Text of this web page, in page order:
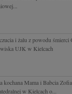
i żalu z powodu śmierci
UJK w Kielcach
kochana Mama i Babcia
w Kielcach o...